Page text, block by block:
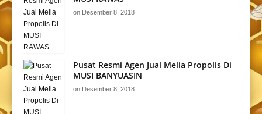
on Desember 8, 2018
Pusat Resmi Agen Jual Melia Propolis Di
MUSI BANYUASIN
on Desember 8, 2018